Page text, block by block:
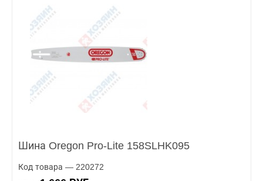
Шина Oregon Pro-Lite 158SLHK095
Код товара — 220272